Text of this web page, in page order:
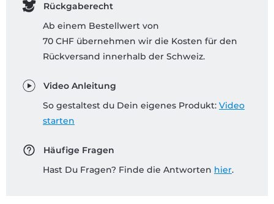
Rückgaberecht
Ab einem Bestellwert von
70 CHF übernehmen wir die Kosten für den
Rückversand innerhalb der Schweiz.
Video Anleitung
So gestaltest du Dein eigenes Produkt: Video
starten
Häufige Fragen
Hast Du Fragen? Finde die Antworten hier.